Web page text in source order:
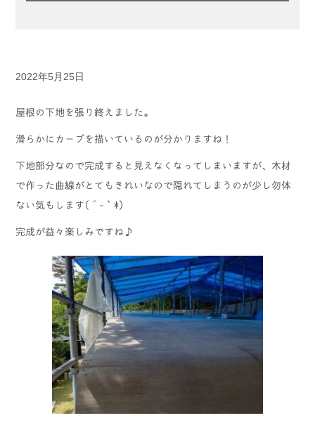
2022年5月25日
屋根の下地を張り終えました。
滑らかにカーブを描いているのが分かりますね！
下地部分なので完成すると見えなくなってしまいますが、木材
で作った曲線がとてもきれいなので隠れてしまうのが少し勿体
ない気もします(´-｀*)
完成が益々楽しみですね♪